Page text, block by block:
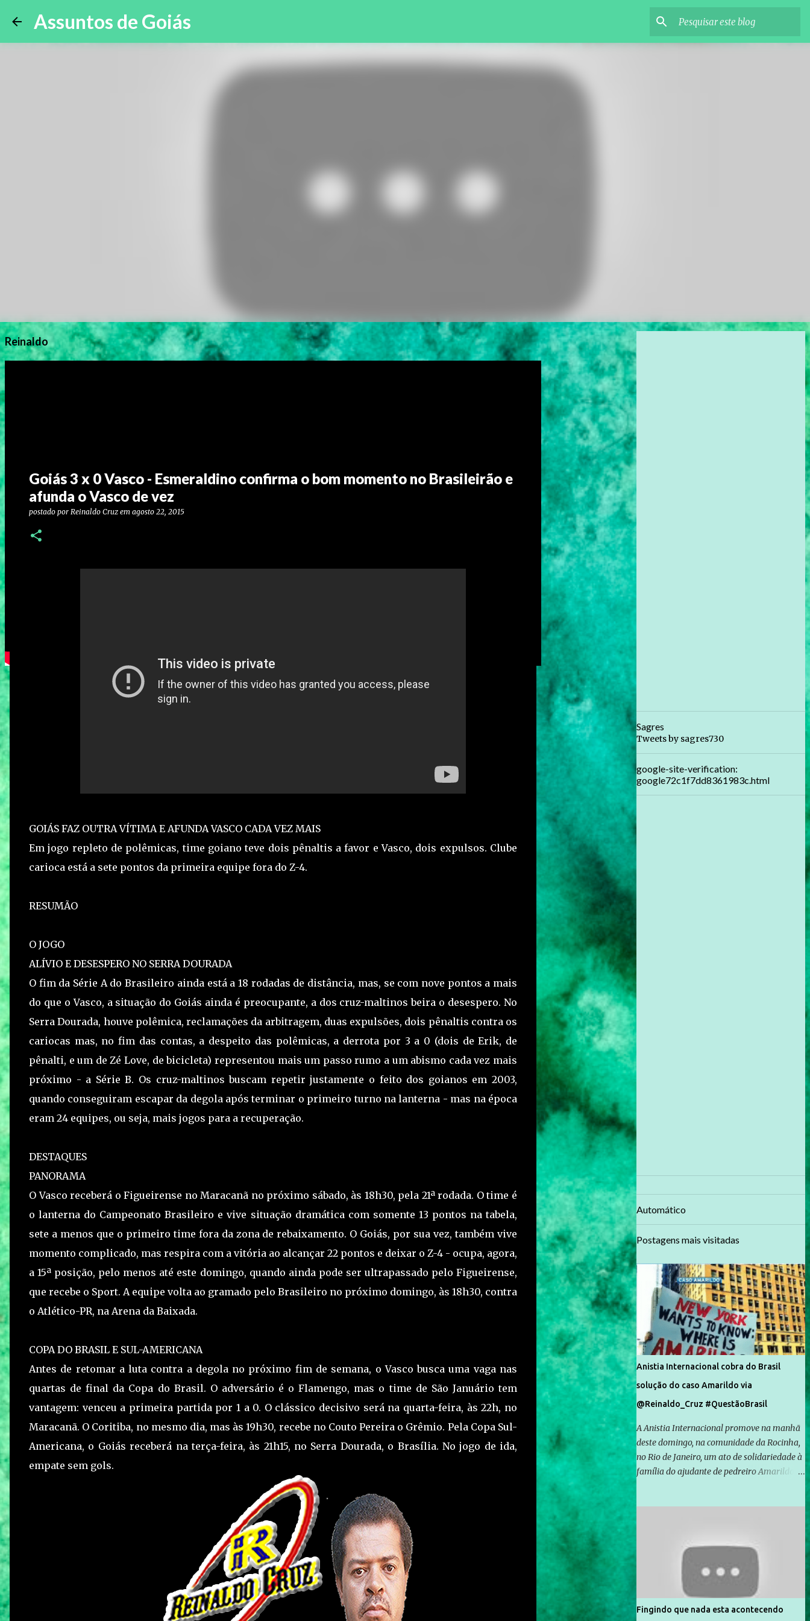
Assuntos de Goiás
Reinaldo
Goiás 3 x 0 Vasco - Esmeraldino confirma o bom momento no Brasileirão e
afunda o Vasco de vez
postado por Reinaldo Cruz em agosto 22, 2015
GOIÁS FAZ OUTRA VÍTIMA E AFUNDA VASCO CADA VEZ MAIS
Em jogo repleto de polêmicas, time goiano teve dois pênaltis a favor e Vasco, dois expulsos. Clube
carioca está a sete pontos da primeira equipe fora do Z-4.
RESUMÃO
O JOGO
ALÍVIO E DESESPERO NO SERRA DOURADA
O fim da Série A do Brasileiro ainda está a 18 rodadas de distância, mas, se com nove pontos a mais
do que o Vasco, a situação do Goiás ainda é preocupante, a dos cruz-maltinos beira o desespero. No
Serra Dourada, houve polêmica, reclamações da arbitragem, duas expulsões, dois pênaltis contra os
cariocas mas, no fim das contas, a despeito das polêmicas, a derrota por 3 a 0 (dois de Erik, de
pênalti, e um de Zé Love, de bicicleta) representou mais um passo rumo a um abismo cada vez mais
próximo - a Série B. Os cruz-maltinos buscam repetir justamente o feito dos goianos em 2003,
quando conseguiram escapar da degola após terminar o primeiro turno na lanterna - mas na época
eram 24 equipes, ou seja, mais jogos para a recuperação.
DESTAQUES
PANORAMA
O Vasco receberá o Figueirense no Maracanã no próximo sábado, às 18h30, pela 21ª rodada. O time é
o lanterna do Campeonato Brasileiro e vive situação dramática com somente 13 pontos na tabela,
sete a menos que o primeiro time fora da zona de rebaixamento. O Goiás, por sua vez, também vive
momento complicado, mas respira com a vitória ao alcançar 22 pontos e deixar o Z-4 - ocupa, agora,
a 15ª posição, pelo menos até este domingo, quando ainda pode ser ultrapassado pelo Figueirense,
que recebe o Sport. A equipe volta ao gramado pelo Brasileiro no próximo domingo, às 18h30, contra
o Atlético-PR, na Arena da Baixada.
COPA DO BRASIL E SUL-AMERICANA
Antes de retomar a luta contra a degola no próximo fim de semana, o Vasco busca uma vaga nas
quartas de final da Copa do Brasil. O adversário é o Flamengo, mas o time de São Januário tem
vantagem: venceu a primeira partida por 1 a 0. O clássico decisivo será na quarta-feira, às 22h, no
Maracanã. O Coritiba, no mesmo dia, mas às 19h30, recebe no Couto Pereira o Grêmio. Pela Copa Sul-
Americana, o Goiás receberá na terça-feira, às 21h15, no Serra Dourada, o Brasília. No jogo de ida,
empate sem gols.
Sagres
Tweets by sagres730
google-site-verification:
google72c1f7dd8361983c.html
Automático
Postagens mais visitadas
Anistia Internacional cobra do Brasil
solução do caso Amarildo via
@Reinaldo_Cruz #QuestãoBrasil
A Anistia Internacional promove na manhã
deste domingo, na comunidade da Rocinha,
no Rio de Janeiro, um ato de solidariedade à
família do ajudante de pedreiro Amarildo de
Rocinha. A assessora de Direitos Humanos
da Anistia Internacional, Renata Neder, disse
à Agência Brasil que ações e atividades de
mobilização são feitas normalmente pela
organização não governamental. As ações
de solidariedade são promovidas em apoio
Fingindo que nada esta acontecendo